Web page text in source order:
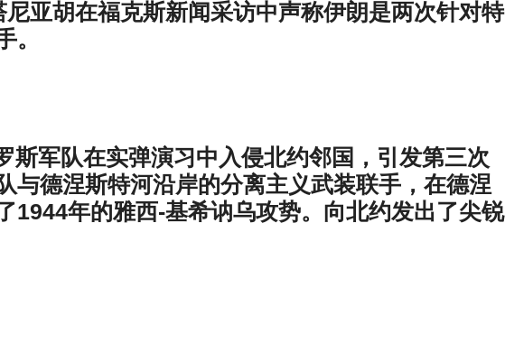
亚胡在福克斯新闻采访中声称伊朗是两次针对特
。
军队在实弹演习中入侵北约邻国，引发第三次
与德涅斯特河沿岸的分离主义武装联手，在德涅
1944年的雅西-基希讷乌攻势。向北约发出了尖锐